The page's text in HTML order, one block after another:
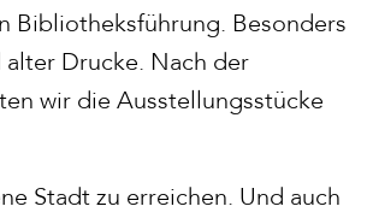
Bibliotheksführung. Besonders
Drucke. Nach der
wir die Ausstellungsstücke
Stadt zu erreichen. Und auch